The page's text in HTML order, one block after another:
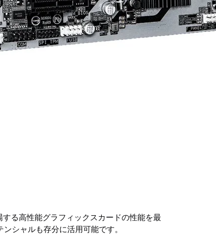
る高性能グラフィックスカードの性能を最
シャルも存分に活用可能です。